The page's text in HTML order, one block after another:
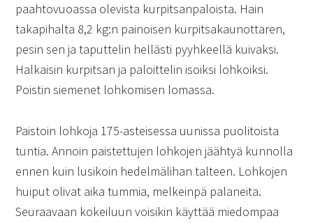
paahtovuoassa olevista kurpitsanpaloista. Hain
takapihalta 8,2 kg:n painoisen kurpitsakaunottaren,
pesin sen ja taputtelin hellästi pyyhkeellä kuivaksi.
Halkaisin kurpitsan ja paloittelin isoiksi lohkoiksi.
Poistin siemenet lohkomisen lomassa.
Paistoin lohkoja 175-asteisessa uunissa puolitoista
tuntia. Annoin paistettujen lohkojen jäähtyä kunnolla
ennen kuin lusikoin hedelmälihan talteen. Lohkojen
huiput olivat aika tummia, melkeinpä palaneita.
Seuraavaan kokeiluun voisikin käyttää miedompaa